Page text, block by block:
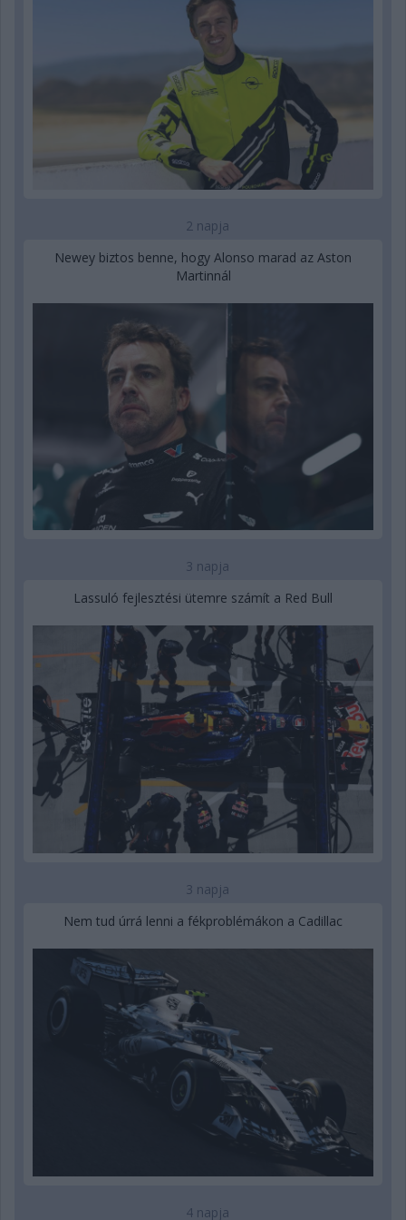
2 napja
Newey biztos benne, hogy Alonso marad az Aston
Martinnál
3 napja
Lassuló fejlesztési ütemre számít a Red Bull
3 napja
Nem tud úrrá lenni a fékproblémákon a Cadillac
4 napja